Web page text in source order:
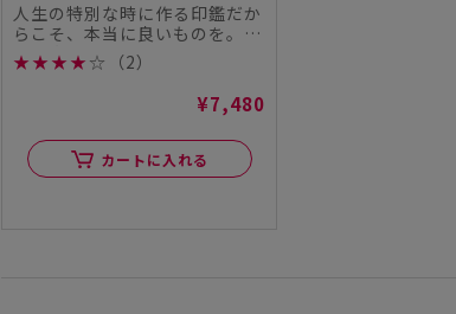
人生の特別な時に作る印鑑だか
らこそ、本当に良いものを。
この度、シヤチハタオフィシャ
ル...
★ ★ ★ ★ ☆ （2）
¥7,480
カートに入れる